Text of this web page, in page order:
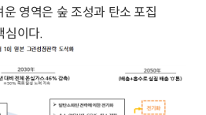
영역은 숲 조성과 탄소 포집
심이다.